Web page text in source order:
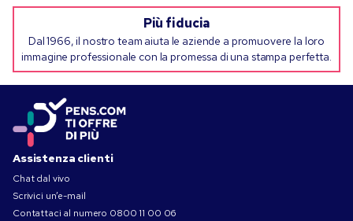
Più fiducia
Dal 1966, il nostro team aiuta le aziende a promuovere la loro
immagine professionale con la promessa di una stampa perfetta.
Assistenza clienti
Chat dal vivo
Scrivici un’e-mail
Contattaci al numero 0800 11 00 06